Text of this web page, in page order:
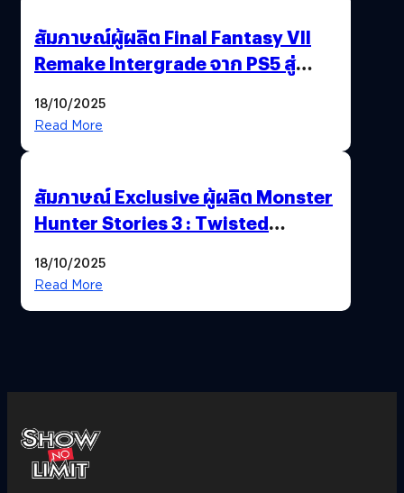
สัมภาษณ์ผู้ผลิต Final Fantasy VII
Remake Intergrade จาก PS5 สู่
18/10/2025
Read More
สัมภาษณ์ Exclusive ผู้ผลิต Monster
Hunter Stories 3 : Twisted
สวยฉ่ำ !
18/10/2025
Read More